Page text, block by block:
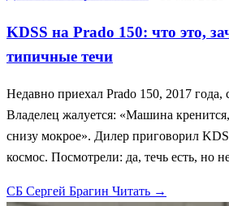
KDSS на Prado 150: что это,
типичные течи
Недавно приехал Prado 150, 2017 года,
Владелец жалуется: «Машина
снизу мокрое». Дилер приговорил
космос. Посмотрели: да, течь есть, но
СБ Сергей Брагин Читать →